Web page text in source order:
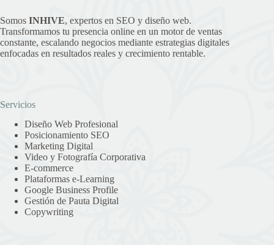
Somos INHIVE, expertos en SEO y diseño web.
Transformamos tu presencia online en un motor de ventas
constante, escalando negocios mediante estrategias digitales
enfocadas en resultados reales y crecimiento rentable.
Servicios
Diseño Web Profesional
Posicionamiento SEO
Marketing Digital
Video y Fotografía Corporativa
E-commerce
Plataformas e-Learning
Google Business Profile
Gestión de Pauta Digital
Copywriting